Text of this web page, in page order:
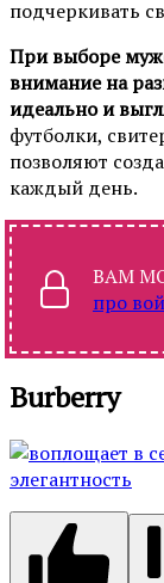
подчеркивать
При выборе
внимание на
идеально и
футболки,
позволяют
каждый день.
ВАМ
про
Burberry